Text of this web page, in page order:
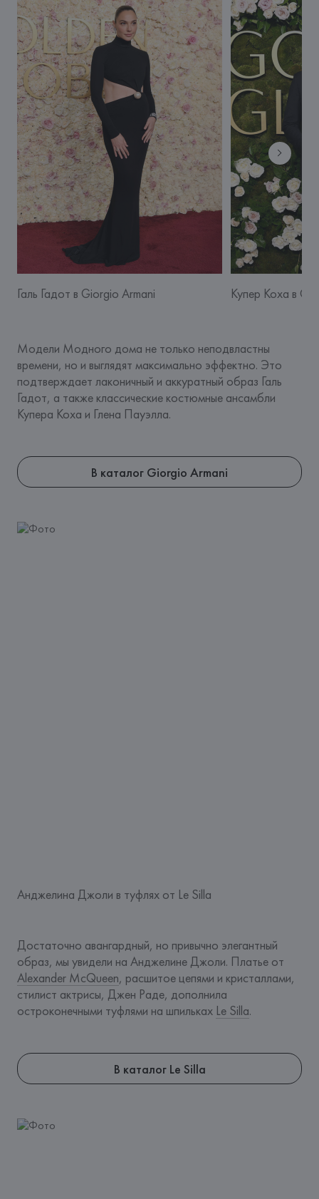
Галь Гадот в Giorgio Armani Купер Коха в
Модели Модного дома не только неподвластны
времени, но и выглядят максимально эффектно. Это
подтверждает лаконичный и аккуратный образ Галь
Гадот, а также классические костюмные ансамбли
Купера Коха и Глена Пауэлла.
В каталог Giorgio Armani
Анджелина Джоли в туфлях от Le Silla
Достаточно авангардный, но привычно элегантный
Alexander McQueen, расшитое цепями и кристаллами,
стилист актрисы, Джен Раде, дополнила
остроконечными туфлями на шпильках Le Silla.
В каталог Le Silla